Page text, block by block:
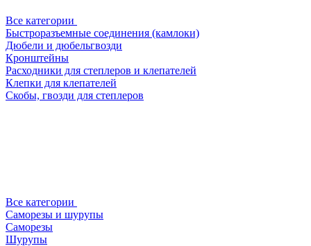
Все категории
Быстроразъемные соединения (камлоки)
Дюбели и дюбельгвозди
Кронштейны
Расходники для степлеров и клепателей
Клепки для клепателей
Скобы, гвозди для степлеров
Все категории
Саморезы и шурупы
Саморезы
Шурупы